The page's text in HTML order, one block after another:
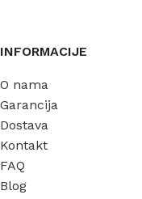
INFORMACIJE
O nama
Garancija
Dostava
Kontakt
FAQ
Blog